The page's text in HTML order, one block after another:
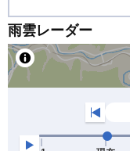
雨雲レーダー